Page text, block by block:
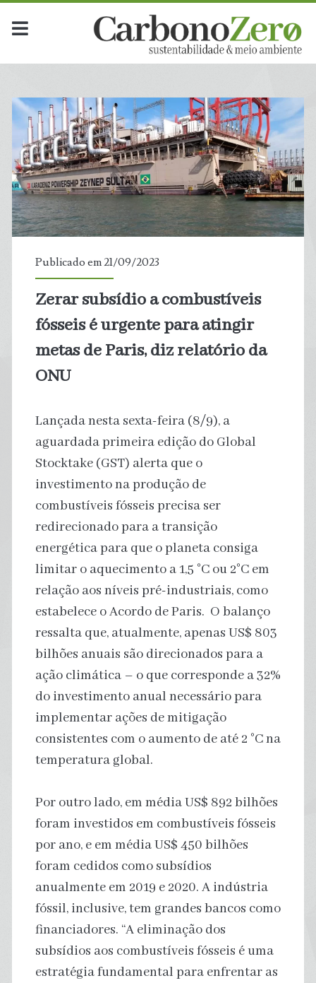
Publicado em 21/09/2023
Zerar subsídio a combustíveis
fósseis é urgente para atingir
metas de Paris, diz relatório da
ONU
Lançada nesta sexta-feira (8/9), a
aguardada primeira edição do Global
Stocktake (GST) alerta que o
investimento na produção de
combustíveis fósseis precisa ser
redirecionado para a transição
energética para que o planeta consiga
limitar o aquecimento a 1,5 °C ou 2°C em
relação aos níveis pré-industriais, como
estabelece o Acordo de Paris. O balanço
ressalta que, atualmente, apenas US$ 803
bilhões anuais são direcionados para a
ação climática – o que corresponde a 32%
do investimento anual necessário para
implementar ações de mitigação
consistentes com o aumento de até 2 °C na
temperatura global.
Por outro lado, em média US$ 892 bilhões
foram investidos em combustíveis fósseis
por ano, e em média US$ 450 bilhões
foram cedidos como subsídios
anualmente em 2019 e 2020. A indústria
fóssil, inclusive, tem grandes bancos como
financiadores. “A eliminação dos
subsídios aos combustíveis fósseis é uma
estratégia fundamental para enfrentar as